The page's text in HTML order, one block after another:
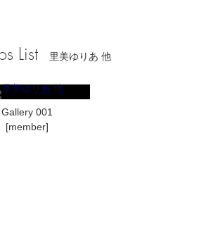
List 里美ゆりあ 他
Gallery 001
[member]